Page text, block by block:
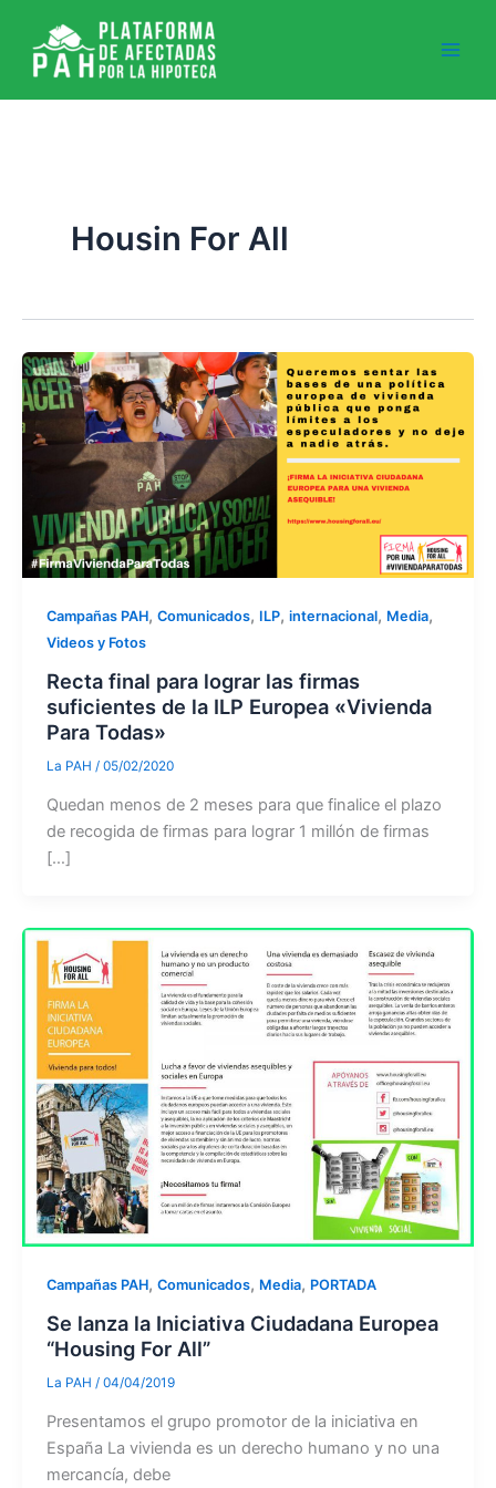
contenido
Housin For All
Campañas PAH, Comunicados, ILP, internacional, Media,
Videos y Fotos
Recta final para lograr las firmas
suficientes de la ILP Europea «Vivienda
Para Todas»
La PAH / 05/02/2020
Quedan menos de 2 meses para que finalice el plazo
de recogida de firmas para lograr 1 millón de firmas
[…]
Campañas PAH, Comunicados, Media, PORTADA
Se lanza la Iniciativa Ciudadana Europea
“Housing For All”
La PAH / 04/04/2019
Presentamos el grupo promotor de la iniciativa en
España La vivienda es un derecho humano y no una
mercancía, debe